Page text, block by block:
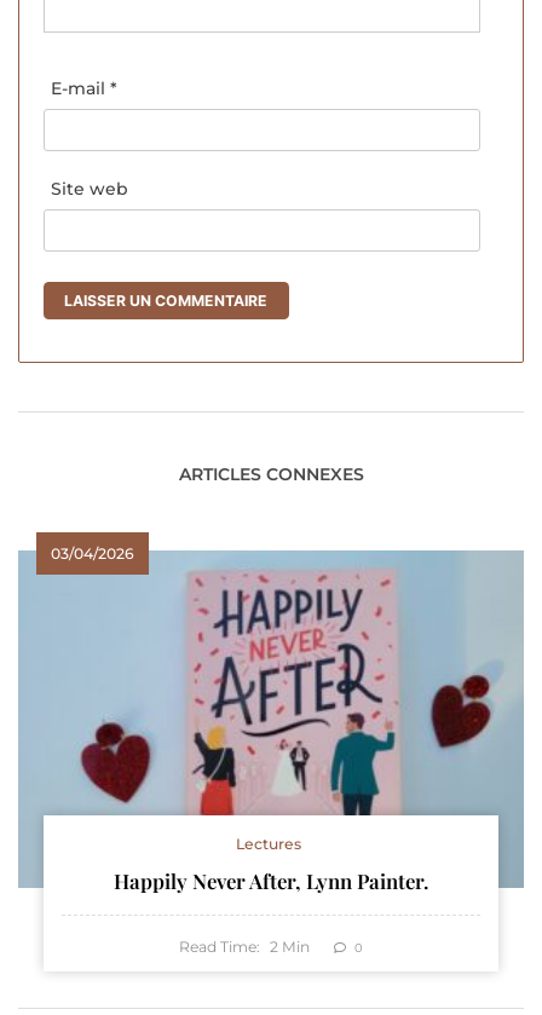
E-mail *
Site web
ARTICLES CONNEXES
03/04/2026
Lectures
Happily Never After, Lynn Painter.
Read Time: 2 Min 0